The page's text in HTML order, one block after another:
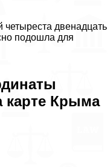
четыреста двенадцать
подошла для
карте Крыма